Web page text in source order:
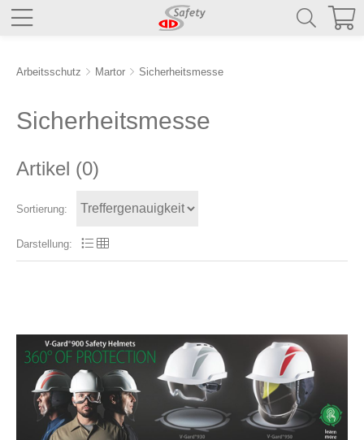
Arbeitsschutz Martor Sicherheitsmesse
Sicherheitsmesse
Artikel (0)
Sortierung:
Darstellung: